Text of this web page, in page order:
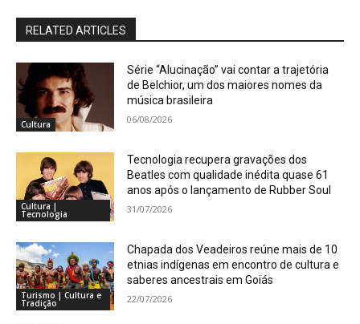
RELATED ARTICLES
Cultura
Série “Alucinação” vai contar a trajetória
de Belchior, um dos maiores nomes da
música brasileira
06/08/2026
Cultura |
Tecnologia
Tecnologia recupera gravações dos
Beatles com qualidade inédita quase 61
anos após o lançamento de Rubber Soul
31/07/2026
Turismo | Cultura e
Tradição
Chapada dos Veadeiros reúne mais de 10
etnias indígenas em encontro de cultura e
saberes ancestrais em Goiás
22/07/2026